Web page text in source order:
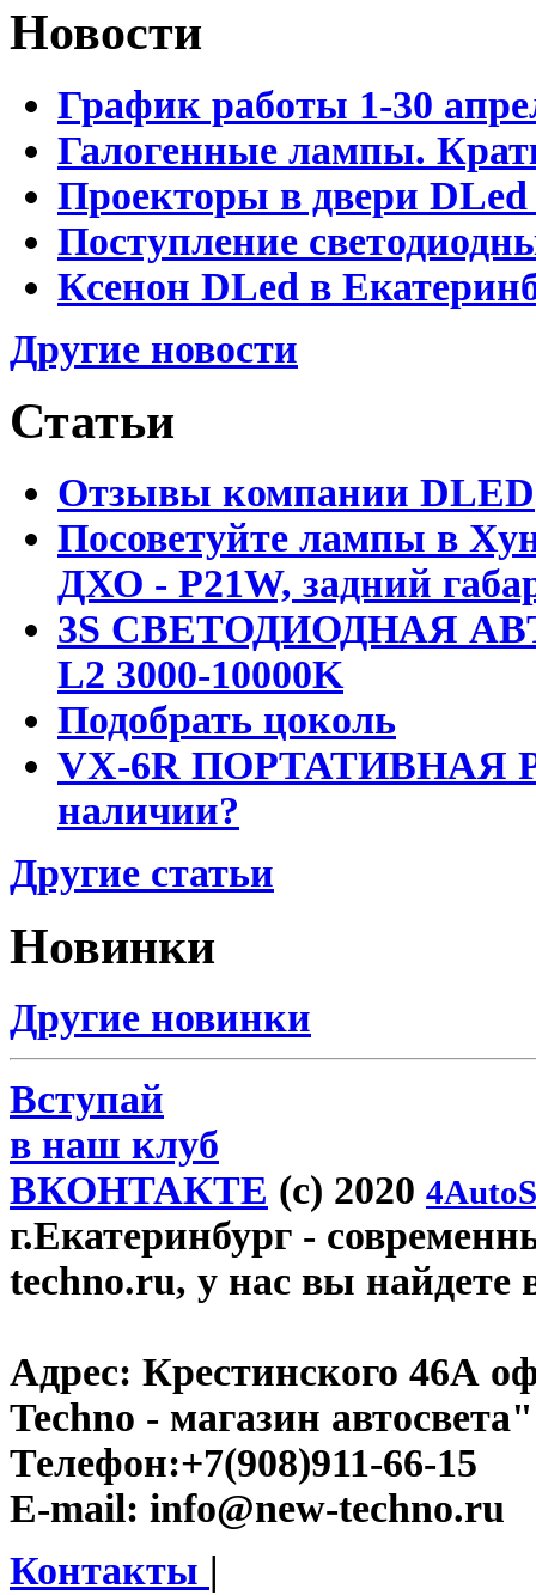
Новости
График работы 1-30
Галогенные лампы.
Проекторы в двери DLed
Поступление
Ксенон DLed в
Другие новости
Статьи
Отзывы компании DLED
Посоветуйте лампы в
ДХО - P21W, задний
3S СВЕТОДИОДНАЯ
L2 3000-10000K
Подобрать цоколь
VX-6R ПОРТАТИВНАЯ
наличии?
Другие статьи
Новинки
Другие новинки
Вступай
в наш клуб
ВКОНТАКТЕ (c) 2020
г.Екатеринбург -
techno.ru, у нас вы найдете
Адрес: Крестинского 46А
Techno - магазин автосвета"
Телефон:+7(908)911-66-15
E-mail: info@new-techno.ru
Контакты |